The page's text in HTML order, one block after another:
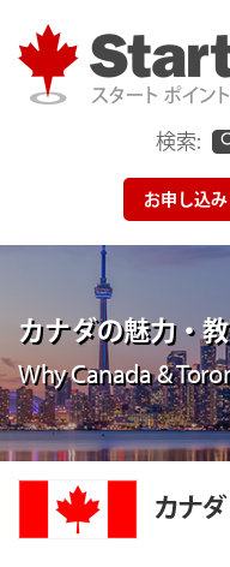
content
検索:
お申し込み
カナダの魅力・
Why Canada &